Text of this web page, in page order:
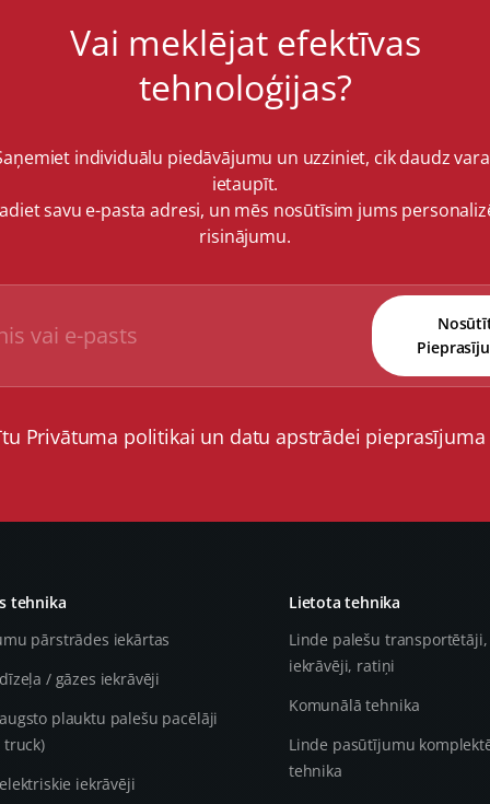
Vai meklējat efektīvas
tehnoloģijas?
individuālu piedāvājumu un uzziniet, cik daudz
ietaupīt.
savu e-pasta adresi, un mēs nosūtīsim jums
risinājumu.
Privātuma politikai un datu apstrādei pieprasījuma
tehnika
pārstrādes iekārtas
/ gāzes iekrāvēji
plauktu palešu pacēlāji
truck)
iekrāvēji
Lietota tehnika
Linde palešu transportētāji,
iekrāvēji, ratiņi
Komunālā tehnika
Linde pasūtījumu
tehnika